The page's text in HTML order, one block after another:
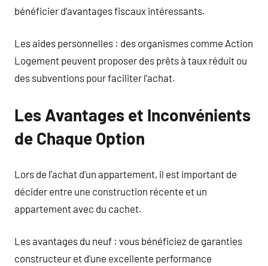
bénéficier d’avantages fiscaux intéressants.
Les aides personnelles : des organismes comme Action
Logement peuvent proposer des prêts à taux réduit ou
des subventions pour faciliter l’achat.
Les Avantages et Inconvénients
de Chaque Option
Lors de l’achat d’un appartement, il est important de
décider entre une construction récente et un
appartement avec du cachet.
Les avantages du neuf : vous bénéficiez de garanties
constructeur et d’une excellente performance